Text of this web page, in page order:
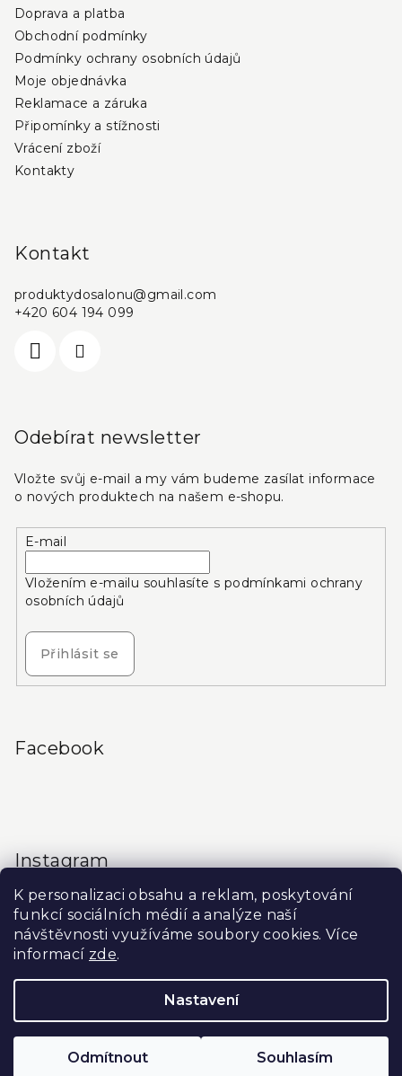
K personalizaci obsahu a reklam, poskytování
funkcí sociálních médií a analýze naší
návštěvnosti využíváme soubory cookies. Více
informací zde.
Nastavení
Odmítnout Souhlasím
Doprava a platba
Obchodní podmínky
Podmínky ochrany osobních údajů
Moje objednávka
Reklamace a záruka
Připomínky a stížnosti
Vrácení zboží
Kontakty
Kontakt
produktydosalonu@gmail.com
+420 604 194 099
Odebírat newsletter
Vložte svůj e-mail a my vám budeme zasílat informace
o nových produktech na našem e-shopu.
E-mail
Vložením e-mailu souhlasíte s podmínkami ochrany
osobních údajů
Přihlásit se
Facebook
Instagram
Sledovat na Instagramu
Upravit nastavení cookies